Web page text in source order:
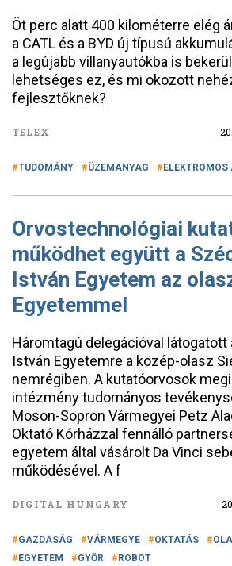
Öt perc alatt 400 kilométerre elég
a CATL és a BYD új típusú
a legújabb villanyautókba is
lehetséges ez, és mi okozott
fejlesztőknek?
TELEX
TUDOMÁNY ÜZEMANYAG ELEKTROMOS
Orvostechnológiai
működhet együtt a
István Egyetem az
Egyetemmel
Háromtagú delegációval látogatott
István Egyetemre a közép-olasz
nemrégiben. A kutatóorvosok
intézmény tudományos
Moson-Sopron Vármegyei Petz
Oktató Kórházzal fennálló
egyetem által vásárolt Da Vinci
működésével. A f
DIGITAL HUNGARY
GAZDASÁG VÁRMEGYE OKTATÁS
EGYETEM
GYŐR ROBOT